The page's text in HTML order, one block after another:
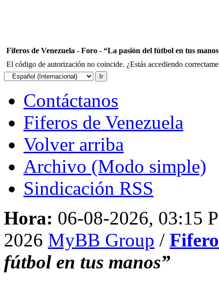
Fiferos de Venezuela - Foro - “La pasión del fútbol en tus
El código de autorización no coincide. ¿Estás accediendo
Contáctanos
Fiferos de Venezuela
Volver arriba
Archivo (Modo simple)
Sindicación RSS
Hora: 06-08-2026, 03:15
2026 MyBB Group /
fútbol en tus manos”